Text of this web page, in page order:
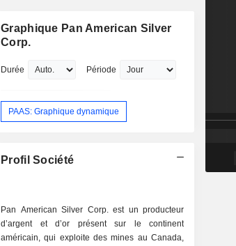
Graphique Pan American Silver
Corp.
Durée Période
PAAS: Graphique dynamique
Profil Société
Pan American Silver Corp. est un producteur
d’argent et d’or présent sur le continent
américain, qui exploite des mines au Canada,